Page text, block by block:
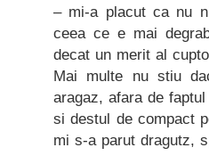
– mi-a placut ca nu
ceea ce e mai
decat un merit al
Mai multe nu stiu
aragaz, afara de
si destul de compact
mi s-a parut dragutz,